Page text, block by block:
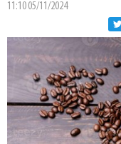
11:10 05/11/2024